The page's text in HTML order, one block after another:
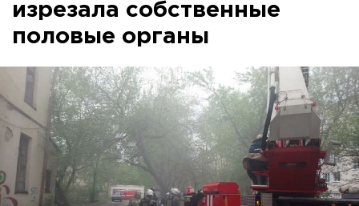
изрезала собственные
половые органы